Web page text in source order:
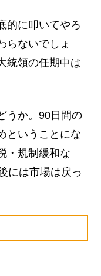
的に叩いてやろ
らないでしょ
統領の任期中は
うか。90日間の
ということにな
・規制緩和な
には市場は戻っ